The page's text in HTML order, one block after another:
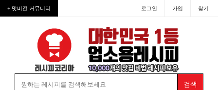
+ 맛비전 커뮤니티 로그인 가입 찾기